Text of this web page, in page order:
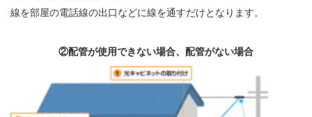
線を部屋の電話線の出口などに線を通すだけとなります。
②配管が使用できない場合、配管がない場合